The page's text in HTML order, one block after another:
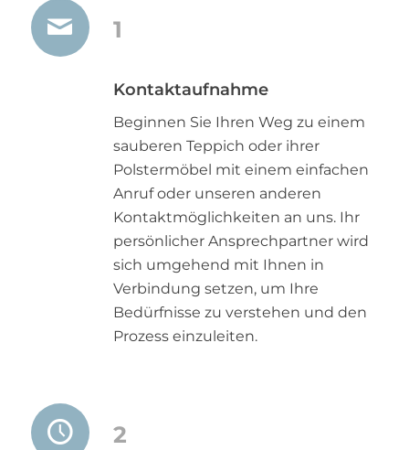
1
Kontaktaufnahme
Beginnen Sie Ihren Weg zu einem
sauberen Teppich oder ihrer
Polstermöbel mit einem einfachen
Anruf oder unseren anderen
Kontaktmöglichkeiten an uns. Ihr
persönlicher Ansprechpartner wird
sich umgehend mit Ihnen in
Verbindung setzen, um Ihre
Bedürfnisse zu verstehen und den
Prozess einzuleiten.
2